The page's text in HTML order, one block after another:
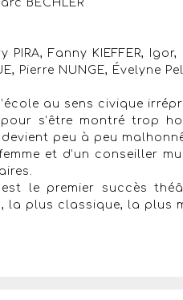
BECHLER
PIRA, Fanny KIEFFER,
Pierre NUNGE, Évelyne
au sens civique
s’être montré trop
peu à peu
femme et d’un conseiller
est le premier succès
la plus classique, la plus